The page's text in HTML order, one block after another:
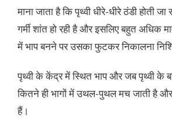
माना जाता है कि पृथ्वी धीरे-धीरे ठंडी होती
गर्मी शांत हो रही है और इसलिए बहुत अधिक
में भाप बनने पर उसका फुटकर निकालना
पृथ्वी के केंद्र में स्थित भाप और जब पृथ्वी के
कितने ही भागों में उथल-पुथल मच जाती है
हैं।